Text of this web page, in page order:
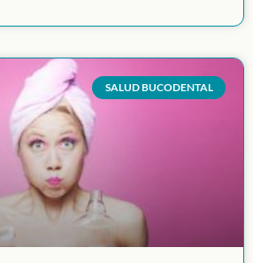
SALUD BUCODENTAL